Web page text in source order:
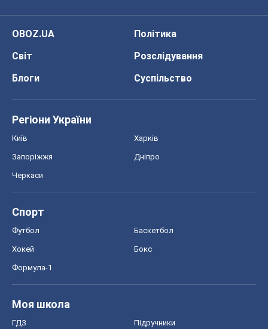
OBOZ.UA
Політика
Світ
Розслідування
Блоги
Суспільство
Регіони України
Київ Харків
Запоріжжя Дніпро
Черкаси
Спорт
Футбол Баскетбол
Хокей Бокс
Формула-1
Моя школа
ГДЗ Підручники